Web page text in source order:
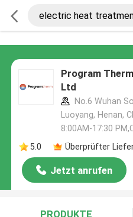
Program
Ltd
No.6 Wuhan
Luoyang, Henan,
8:00AM-17:30
5.0
Überprüfter
Jetzt anrufen
PRODUKTE